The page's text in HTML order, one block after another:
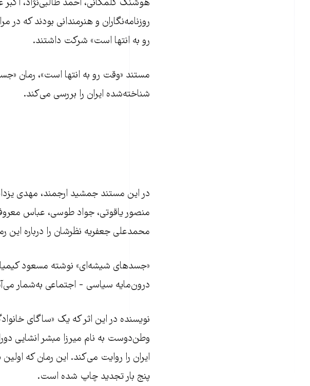
هوشنگ گلمکانی، احمد طالبی‌نژاد، اکبر
روزنامه‌نگاران و هنرمندانی بودند که
رو به انتها است» شرکت داشتند.
مستند «وقت رو به انتها است»، رمان
شناخته‌شده ایران را بررسی می‌کند.
در این مستند جمشید ارجمند، مهدی
منصور یاقوتی، جواد طوسی، عباس
محمدعلی جعفریه نظرشان را درباره این
«جسدهای شیشه‌ای» نوشته مسعود
درون‌مایه سیاسی - اجتماعی‌ به‌شمار
نویسنده در این اثر که یک «ساگای
وطن‌دوست به نام میرزا مبشر انشایی
پنج بار تجدید چاپ شده است.